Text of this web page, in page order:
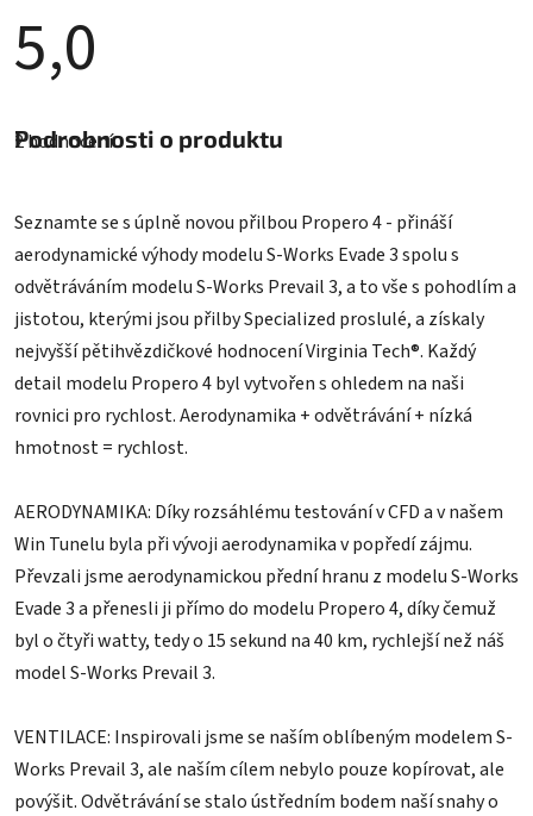
5,0
hodnocení
produktu
5
2 hodnocení
Podrobnosti o produktu
Seznamte se s úplně novou přilbou Propero 4 - přináší
aerodynamické výhody modelu S-Works Evade 3 spolu s
odvětráváním modelu S-Works Prevail 3, a to vše s pohodlím a
jistotou, kterými jsou přilby Specialized proslulé, a získaly
nejvyšší pětihvězdičkové hodnocení Virginia Tech®. Každý
detail modelu Propero 4 byl vytvořen s ohledem na naši
rovnici pro rychlost. Aerodynamika + odvětrávání + nízká
hmotnost = rychlost.
AERODYNAMIKA: Díky rozsáhlému testování v CFD a v našem
Win Tunelu byla při vývoji aerodynamika v popředí zájmu.
Převzali jsme aerodynamickou přední hranu z modelu S-Works
Evade 3 a přenesli ji přímo do modelu Propero 4, díky čemuž
byl o čtyři watty, tedy o 15 sekund na 40 km, rychlejší než náš
model S-Works Prevail 3.
VENTILACE: Inspirovali jsme se naším oblíbeným modelem S-
Works Prevail 3, ale naším cílem nebylo pouze kopírovat, ale
povýšit. Odvětrávání se stalo ústředním bodem naší snahy o